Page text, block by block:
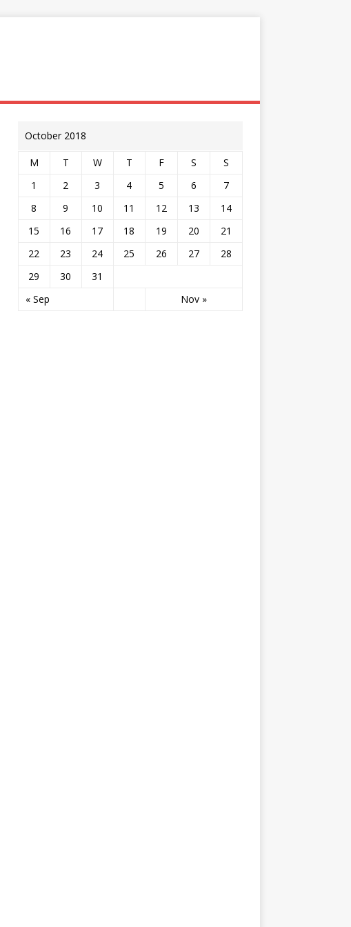
October 2018
M T W T F S S
« Sep Nov »
1 2 3 4 5 6
7
8
9 10 11 12 13
14
15
16 17 18 19 20
21
22
23 24 25 26 27
28
29
30 31